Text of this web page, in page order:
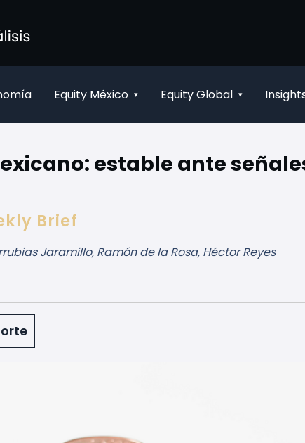
Equity México ▾ Equity Global ▾
estable ante
Brief
Jaramillo, Ramón de la Rosa, Héctor Reyes